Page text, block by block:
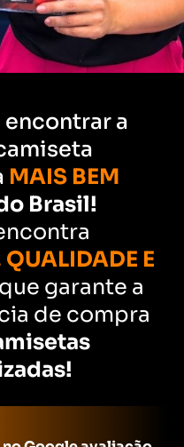
encontrar a
MAIS BEM
Brasil!
E
que garante a
de compra